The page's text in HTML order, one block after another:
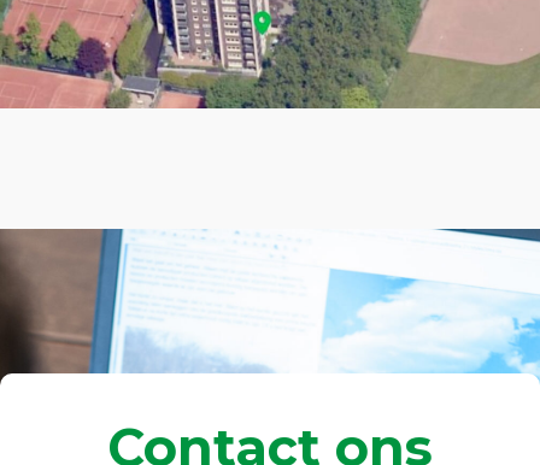
Contact ons